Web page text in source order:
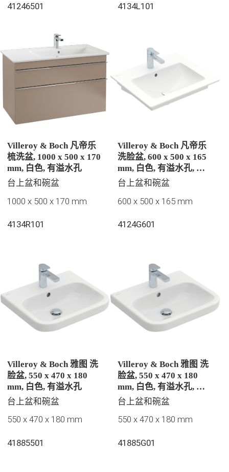
41246501 4134L101
Villeroy & Boch 凡帝乐
梳洗盆, 1000 x 500 x 170
mm, 白色, 有溢水孔
台上盆和碗盆
1000 x 500 x 170 mm
4134R101
Villeroy & Boch 凡帝乐
洗脸盆, 600 x 500 x 165
mm, 白色, 有溢水孔, 抛
光
台上盆和碗盆
600 x 500 x 165 mm
4124G601
Villeroy & Boch 雅图 洗
脸盆, 550 x 470 x 180
mm, 白色, 有溢水孔
台上盆和碗盆
550 x 470 x 180 mm
41885501
Villeroy & Boch 雅图 洗
脸盆, 550 x 470 x 180
mm, 白色, 有溢水孔, 抛
光
台上盆和碗盆
550 x 470 x 180 mm
41885G01